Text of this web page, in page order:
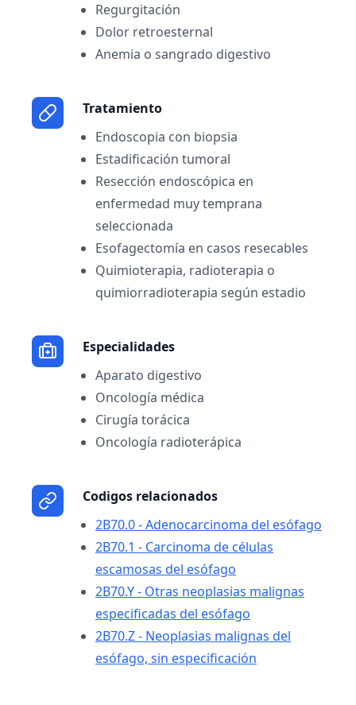
Regurgitación
Dolor retroesternal
Anemia o sangrado digestivo
Tratamiento
Endoscopia con biopsia
Estadificación tumoral
Resección endoscópica en
enfermedad muy temprana
seleccionada
Esofagectomía en casos resecables
Quimioterapia, radioterapia o
quimiorradioterapia según estadio
Especialidades
Aparato digestivo
Oncología médica
Cirugía torácica
Oncología radioterápica
Codigos relacionados
2B70.0 - Adenocarcinoma del esófago
2B70.1 - Carcinoma de células
escamosas del esófago
2B70.Y - Otras neoplasias malignas
especificadas del esófago
2B70.Z - Neoplasias malignas del
esófago, sin especificación